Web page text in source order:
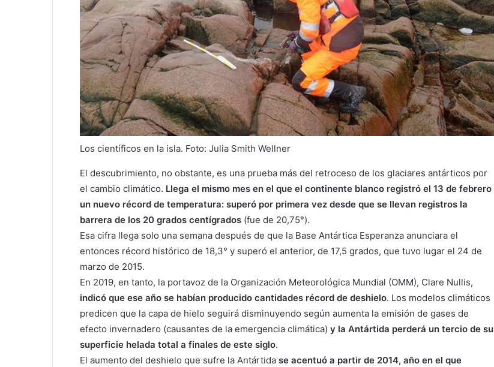
Los científicos en la isla. Foto: Julia Smith Wellner
El descubrimiento, no obstante, es una prueba más del retroceso de los glaciares antárticos por
el cambio climático. Llega el mismo mes en el que el continente blanco registró el 13 de febrero
un nuevo récord de temperatura: superó por primera vez desde que se llevan registros la
barrera de los 20 grados centígrados (fue de 20,75°).
Esa cifra llega solo una semana después de que la Base Antártica Esperanza anunciara el
entonces récord histórico de 18,3° y superó el anterior, de 17,5 grados, que tuvo lugar el 24 de
marzo de 2015.
En 2019, en tanto, la portavoz de la Organización Meteorológica Mundial (OMM), Clare Nullis,
indicó que ese año se habían producido cantidades récord de deshielo. Los modelos climáticos
predicen que la capa de hielo seguirá disminuyendo según aumenta la emisión de gases de
efecto invernadero (causantes de la emergencia climática) y la Antártida perderá un tercio de su
superficie helada total a finales de este siglo.
El aumento del deshielo que sufre la Antártida se acentuó a partir de 2014, año en el que